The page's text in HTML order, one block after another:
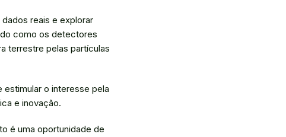
reais e explorar
como os detectores
terrestre pelas partículas
o interesse pela
e inovação.
é uma oportunidade de